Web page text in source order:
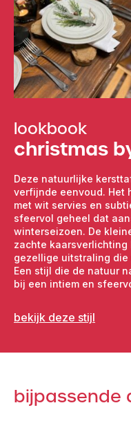
Levering in Haarlem,
Eenvoudig online te
Maak uw desserttafel
en tafellinnen uit ons
dessertvork huren ?
evenement tot in de
lookbook
christmas
Deze natuurlijke
verfijnde eenvoud. Het
met wit servies en
sfeervol geheel dat
winterseizoen. De
zachte kaarsverlichting
gezellige uitstraling
Een stijl die de natuur
bij een intiem en
bekijk deze stijl
bijpassende